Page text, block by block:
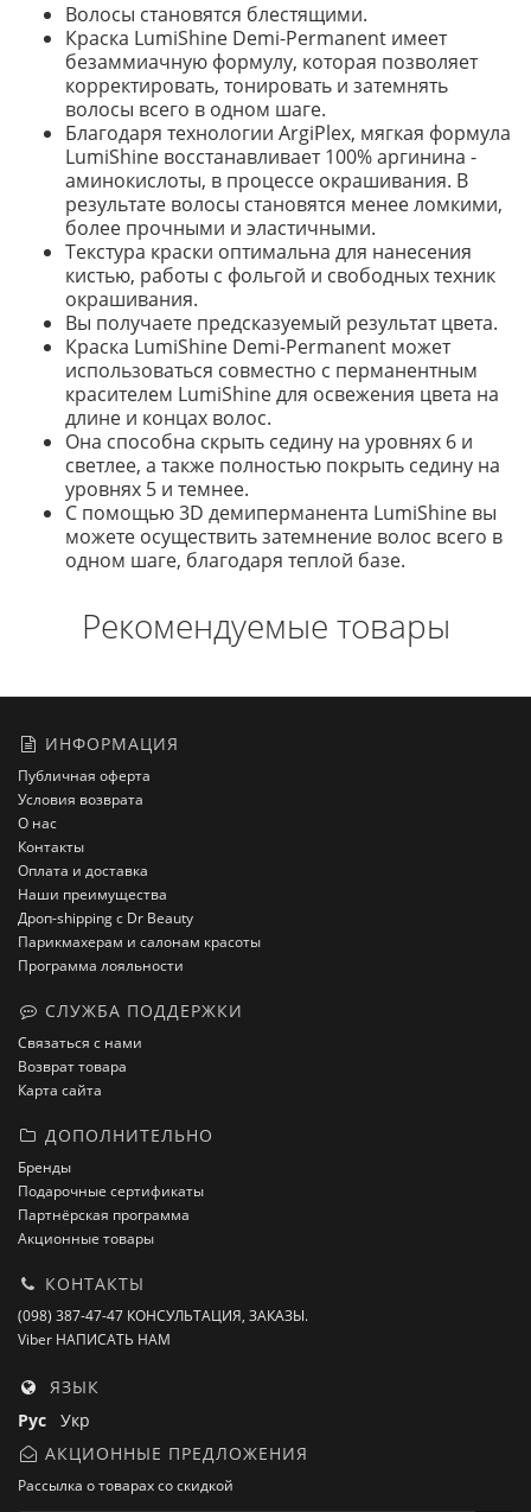
Волосы становятся блестящими.
Краска LumiShine Demi-Permanent имеет
безаммиачную формулу, которая позволяет
корректировать, тонировать и затемнять
волосы всего в одном шаге.
Благодаря технологии ArgiPlex, мягкая формула
LumiShine восстанавливает 100% аргинина -
аминокислоты, в процессе окрашивания. В
результате волосы становятся менее ломкими,
более прочными и эластичными.
Текстура краски оптимальна для нанесения
кистью, работы с фольгой и свободных техник
окрашивания.
Вы получаете предсказуемый результат цвета.
Краска LumiShine Demi-Permanent может
использоваться совместно с перманентным
красителем LumiShine для освежения цвета на
длине и концах волос.
Она способна скрыть седину на уровнях 6 и
светлее, а также полностью покрыть седину на
уровнях 5 и темнее.
С помощью 3D демиперманента LumiShine вы
можете осуществить затемнение волос всего в
одном шаге, благодаря теплой базе.
Рекомендуемые товары
ИНФОРМАЦИЯ
Публичная оферта
Условия возврата
О нас
Контакты
Оплата и доставка
Наши преимущества
Дроп-shipping с Dr Beauty
Парикмахерам и салонам красоты
Программа лояльности
СЛУЖБА ПОДДЕРЖКИ
Связаться с нами
Возврат товара
Карта сайта
ДОПОЛНИТЕЛЬНО
Бренды
Подарочные сертификаты
Партнёрская программа
Акционные товары
КОНТАКТЫ
(098) 387-47-47 КОНСУЛЬТАЦИЯ, ЗАКАЗЫ.
Viber НАПИСАТЬ НАМ
ЯЗЫК
Рус Укр
АКЦИОННЫЕ ПРЕДЛОЖЕНИЯ
Рассылка о товарах со скидкой